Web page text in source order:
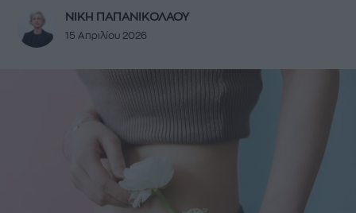
ΝΙΚΗ ΠΑΠΑΝΙΚΟΛΑΟΥ
15 Απριλίου 2026